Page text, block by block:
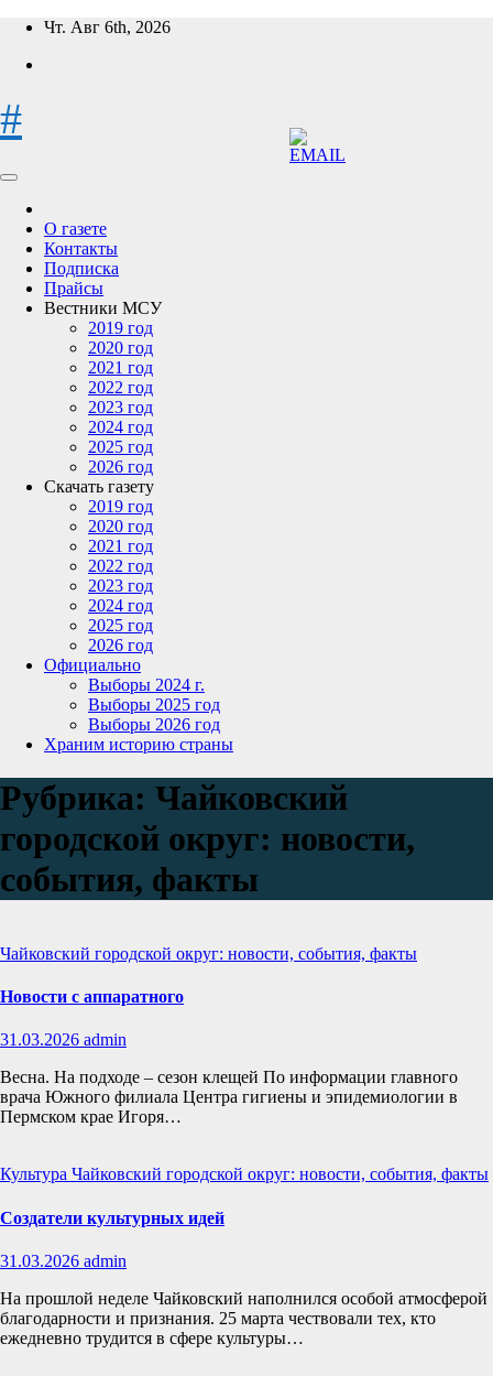
Перейти
содержимому
Чт. Авг 6th, 2026
#
О газете
Контакты
Подписка
Прайсы
Вестники МСУ
2019 год
2020 год
2021 год
2022 год
2023 год
2024 год
2025 год
2026 год
Скачать газету
2019 год
2020 год
2021 год
2022 год
2023 год
2024 год
2025 год
2026 год
Официально
Выборы 2024 г.
Выборы 2025 год
Выборы 2026 год
Храним историю страны
Рубрика: Чайковский
городской округ: новости,
события, факты
Чайковский городской округ: новости, события, факты
Новости с аппаратного
31.03.2026 admin
Весна. На подходе – сезон клещей По информации главного
врача Южного филиала Центра гигиены и эпидемиологии в
Пермском крае Игоря…
Культура Чайковский городской округ: новости, события, факты
Создатели культурных идей
31.03.2026 admin
На прошлой неделе Чайковский наполнился особой атмосферой
благодарности и признания. 25 марта чествовали тех, кто
ежедневно трудится в сфере культуры…